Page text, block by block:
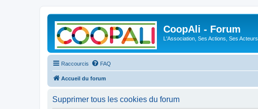
CoopAli - Forum
L'Association, Ses Actions, Ses Acteurs
Raccourcis FAQ
Accueil du forum
Supprimer tous les cookies du forum